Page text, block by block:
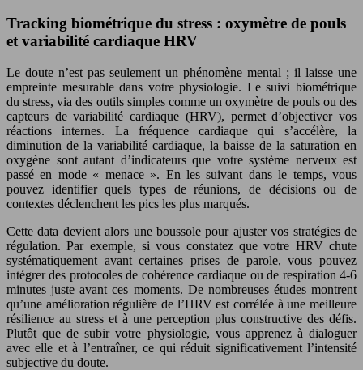
Tracking biométrique du stress : oxymètre de pouls
et variabilité cardiaque HRV
Le doute n’est pas seulement un phénomène mental ; il laisse une
empreinte mesurable dans votre physiologie. Le suivi biométrique
du stress, via des outils simples comme un oxymètre de pouls ou des
capteurs de variabilité cardiaque (HRV), permet d’objectiver vos
réactions internes. La fréquence cardiaque qui s’accélère, la
diminution de la variabilité cardiaque, la baisse de la saturation en
oxygène sont autant d’indicateurs que votre système nerveux est
passé en mode « menace ». En les suivant dans le temps, vous
pouvez identifier quels types de réunions, de décisions ou de
contextes déclenchent les pics les plus marqués.
Cette data devient alors une boussole pour ajuster vos stratégies de
régulation. Par exemple, si vous constatez que votre HRV chute
systématiquement avant certaines prises de parole, vous pouvez
intégrer des protocoles de cohérence cardiaque ou de respiration 4-6
minutes juste avant ces moments. De nombreuses études montrent
qu’une amélioration régulière de l’HRV est corrélée à une meilleure
résilience au stress et à une perception plus constructive des défis.
Plutôt que de subir votre physiologie, vous apprenez à dialoguer
avec elle et à l’entraîner, ce qui réduit significativement l’intensité
subjective du doute.